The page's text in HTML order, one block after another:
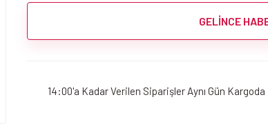
GELİNCE
14:00'a Kadar Verilen Siparişler Aynı Gün Kargoda